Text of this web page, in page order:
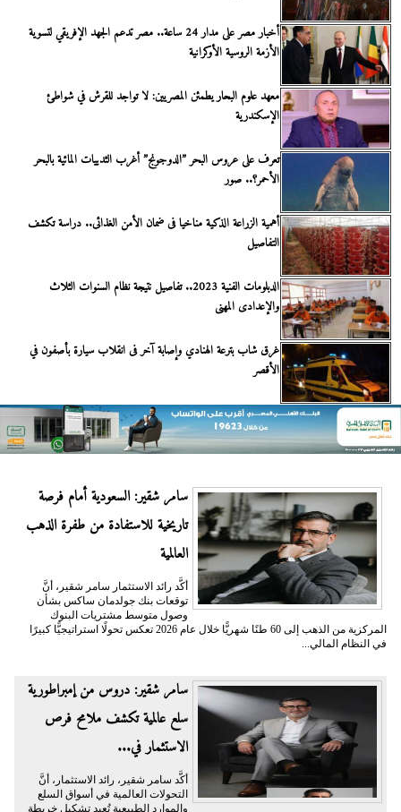
أخبار مصر على مدار 24 ساعة.. مصر تدعم الجهد الإفريقي لتسوية
الأزمة الروسية الأوكرانية
معهد علوم البحار يطمئن المصريين: لا تواجد للقرش في شواطئ
الإسكندرية
تعرف على عروس البحر ”الدوجونج” أغرب الثدييات المائية بالبحر
الأحمر؟.. صور
أهمية الزراعة الذكية مناخيا فى ضمان الأمن الغذائى.. دراسة تكشف
التفاصيل
الدبلومات الفنية 2023.. تفاصيل نتيجة نظام السنوات الثلاث
والإعدادى المهنى
غرق شاب بترعة الهنادي وإصابة آخر فى انقلاب سيارة بأصفون في
الأقصر
سامر شقير: السعودية أمام فرصة
تاريخية للاستفادة من طفرة الذهب
العالمية
أكَّد رائد الاستثمار سامر شقير، أنَّ
توقعات بنك جولدمان ساكس بشأن
وصول متوسط مشتريات البنوك
المركزية من الذهب إلى 60 طنًا شهريًّا خلال عام 2026 تعكس تحولًا استراتيجيًّا كبيرًا
في النظام المالي...
سامر شقير: دروس من إمبراطورية
سلع عالمية تكشف ملامح فرص
الاستثمار في...
أكَّد سامر شقير، رائد الاستثمار، أنَّ
التحولات العالمية في أسواق السلع
والموارد الطبيعية تُعيد تشكيل خريطة